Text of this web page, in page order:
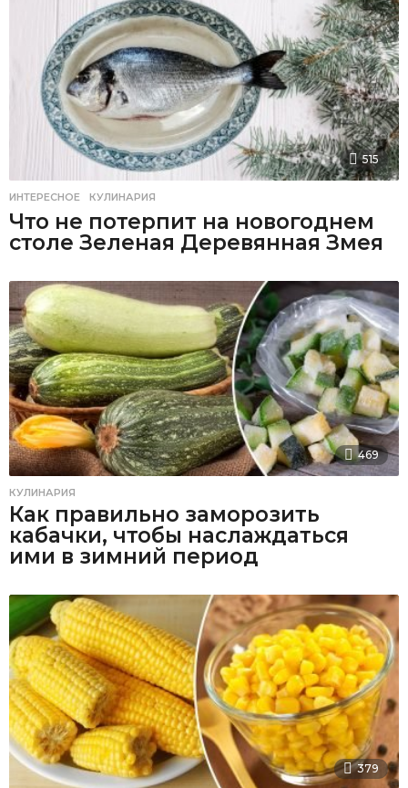
515
ИНТЕРЕСНОЕ ,КУЛИНАРИЯ
Что не потерпит на новогоднем
столе Зеленая Деревянная Змея
469
КУЛИНАРИЯ
Как правильно заморозить
кабачки, чтобы наслаждаться
ими в зимний период
379